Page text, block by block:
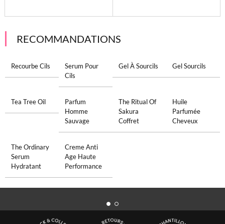
RECOMMANDATIONS
Recourbe Cils
Serum Pour
Cils
Gel À Sourcils Gel Sourcils
Tea Tree Oil
Parfum
Homme
Sauvage
The Ritual Of
Sakura
Coffret
Huile
Parfumée
Cheveux
The Ordinary
Serum
Hydratant
Creme Anti
Age Haute
Performance